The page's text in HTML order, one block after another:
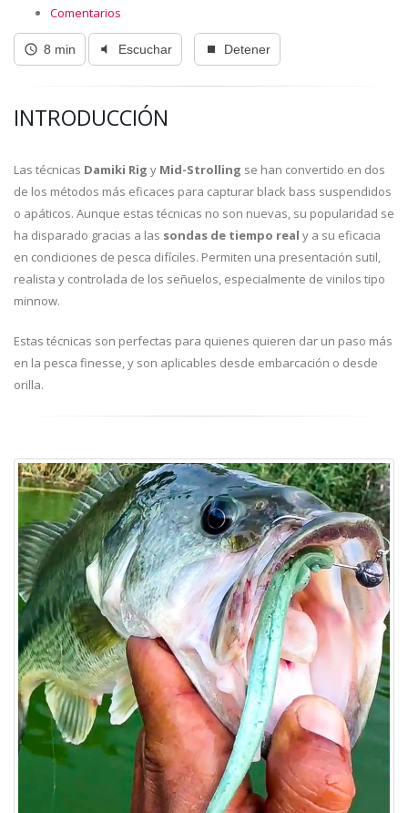
Comentarios
8 min Escuchar Detener
INTRODUCCIÓN
Las técnicas Damiki Rig y Mid-Strolling se han convertido en dos
de los métodos más eficaces para capturar black bass suspendidos
o apáticos. Aunque estas técnicas no son nuevas, su popularidad se
ha disparado gracias a las sondas de tiempo real y a su eficacia
en condiciones de pesca difíciles. Permiten una presentación sutil,
realista y controlada de los señuelos, especialmente de vinilos tipo
minnow.
Estas técnicas son perfectas para quienes quieren dar un paso más
en la pesca finesse, y son aplicables desde embarcación o desde
orilla.